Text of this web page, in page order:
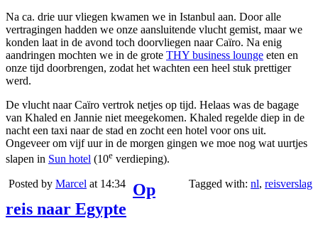
Na ca. drie uur vliegen kwamen we in Istanbul aan. Door alle
vertragingen hadden we onze aansluitende vlucht gemist, maar we
konden laat in de avond toch doorvliegen naar Caïro. Na enig
aandringen mochten we in de grote THY business lounge eten en
onze tijd doorbrengen, zodat het wachten een heel stuk prettiger
werd.
De vlucht naar Caïro vertrok netjes op tijd. Helaas was de bagage
van Khaled en Jannie niet meegekomen. Khaled regelde diep in de
nacht een taxi naar de stad en zocht een hotel voor ons uit.
Ongeveer om vijf uur in de morgen gingen we moe nog wat uurtjes
slapen in Sun hotel (10e verdieping).
Posted by Marcel at 14:34 Tagged with: nl, reisverslag
Op
reis naar Egypte